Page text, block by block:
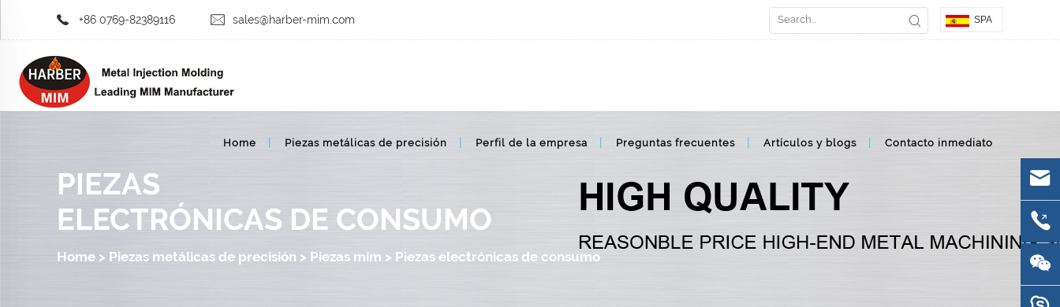
+86 0769-82389116 sales@harber-mim.com SPA
Home Piezas metálicas de precisión Perfil de la empresa Preguntas frecuentes Artículos y blogs Contacto inmediato
PIEZAS
ELECTRÓNICAS DE CONSUMO
Home > Piezas metálicas de precisión > Piezas mim > Piezas electrónicas de consumo